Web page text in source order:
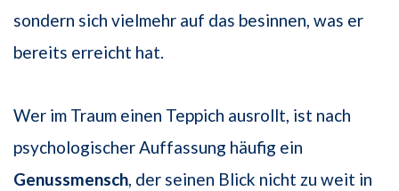
sondern sich vielmehr auf das besinnen, was er
bereits erreicht hat.
Wer im Traum einen Teppich ausrollt, ist nach
psychologischer Auffassung häufig ein
Genussmensch, der seinen Blick nicht zu weit in